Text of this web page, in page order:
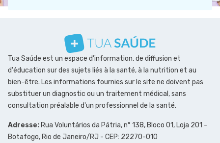
Tua Saúde est un espace d'information, de diffusion et
d'éducation sur des sujets liés à la santé, à la nutrition et au
bien-être. Les informations fournies sur le site ne doivent pas
substituer un diagnostic ou un traitement médical, sans
consultation préalable d'un professionnel de la santé.
Adresse: Rua Voluntários da Pátria, n° 138, Bloco 01, Loja 201 -
Botafogo, Rio de Janeiro/RJ - CEP: 22270-010